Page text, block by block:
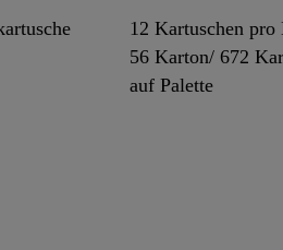
12 Kartuschen pro
56 Karton/ 672
auf Palette